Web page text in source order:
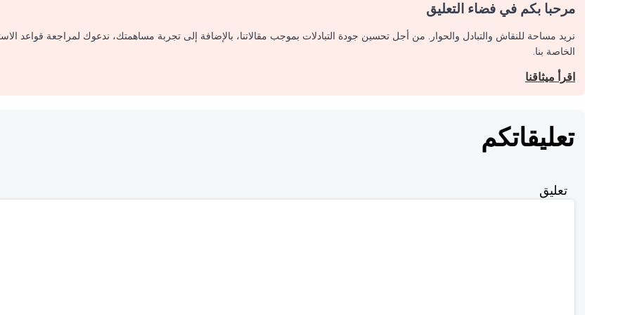
مرحبا بكم في فضاء التعليق
نريد مساحة للنقاش والتبادل والحوار. من أجل تحسين جودة التبادلات بموجب مقالاتنا، بالإضافة إلى تجربة مساهمتك، ندعوك لمراجعة قواعد
الخاصة بنا.
اقرأ ميثاقنا
تعليقاتكم
تعليق